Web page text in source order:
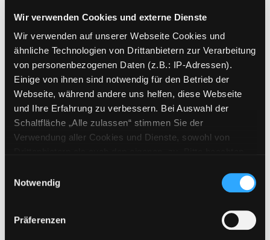
Wir verwenden Cookies und externe Dienste
Wir verwenden auf unserer Webseite Cookies und
ähnliche Technologien von Drittanbietern zur Verarbeitung
von personenbezogenen Daten (z.B.: IP-Adressen).
Einige von ihnen sind notwendig für den Betrieb der
Webseite, während andere uns helfen, diese Webseite
und Ihre Erfahrung zu verbessern. Bei Auswahl der
Schaltfläche „Alle zulassen“ stimmen Sie der
Verwendung aller Cookies und Dienste, sowohl von
Cookies von Drittanbietern, eine Verarbeitung in
unsicheren Drittländern (Länder außerhalb des EWR
ohne adäquates Datenschutzniveau) stattfinden kann. In
diesem Zusammenhang können aktuell Risiken für
Notwendig
Präferenzen
Die Kunst der Moderne
zur Struktur und Dynamik ihrer
Entwicklung. Von Goya bis Beuys
Verfasser:Bocola, SandroSuche nach
Jahr: 1994Verlag:München, Prestel
Reihe:Kunst bei Prestel
Mediengruppe:Sachbuch
Stilgeschichtliche Wege zur
eine Wanderung von der Romanik